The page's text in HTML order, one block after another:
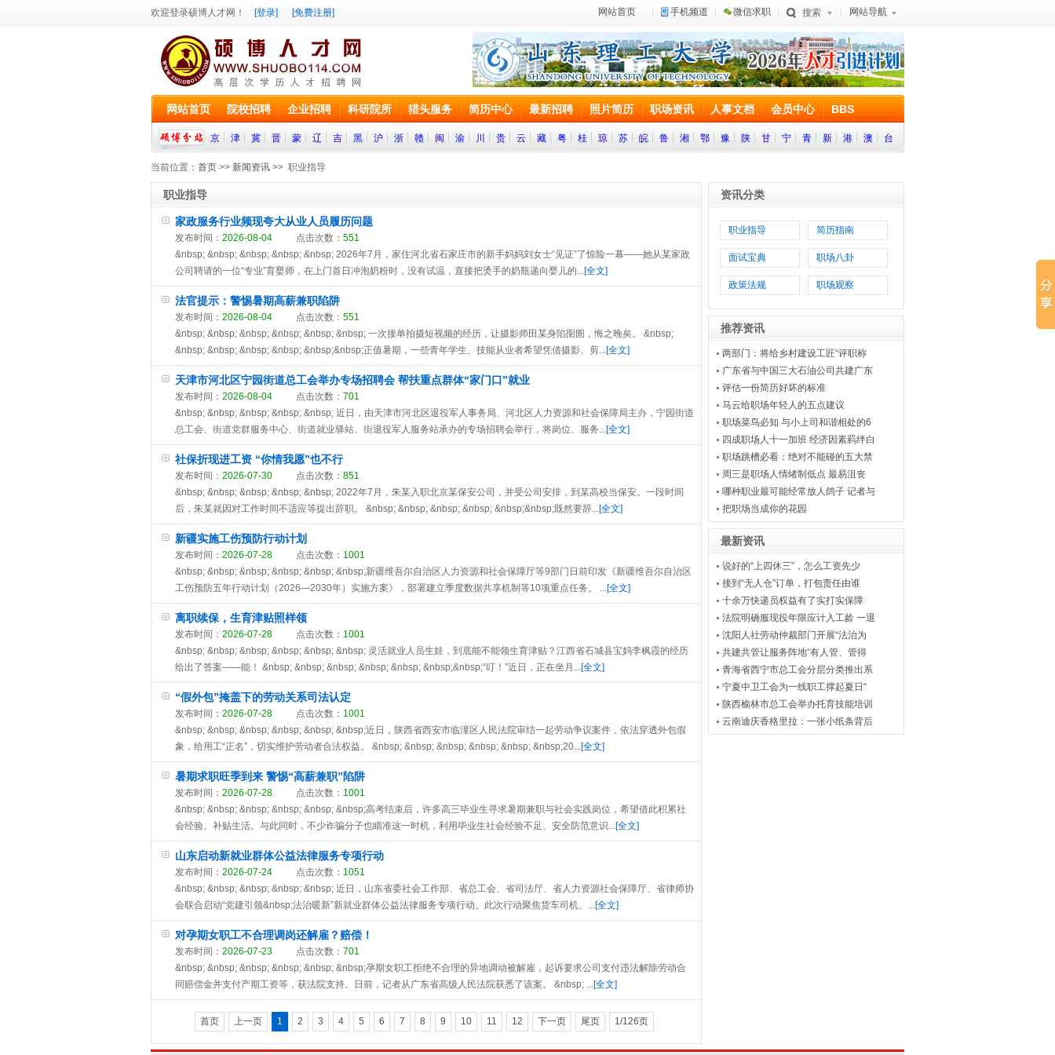
欢迎登录硕博人才网！ [登录] [免费注册] 网站导航
搜索
微信求职
手机频道
网站首页
网站首页 院校招聘 企业招聘 科研院所 猎头服务 简历中心 最新招聘 照片简历 职场资讯 人事文档 会员中心 BBS
京 津 冀 晋 蒙 辽 吉 黑 沪 浙 赣 闽 渝 川 贵 云 藏 粤 桂 琼 苏 皖 鲁 湘 鄂 豫 陕 甘 宁 青 新 港 澳 台
当前位置： 首页 >> 新闻资讯 >> 职业指导
职业指导
家政服务行业频现夸大从业人员履历问题
发布时间： 2026-08-04 点击次数： 551
&nbsp; &nbsp; &nbsp; &nbsp; &nbsp; 2026年7月，家住河北省石家庄市的新手妈妈刘女士“见证”了惊险一幕——她从某家政
公司聘请的一位“专业”育婴师，在上门首日冲泡奶粉时，没有试温，直接把烫手的奶瓶递向婴儿的...[全文]
法官提示：警惕暑期高薪兼职陷阱
发布时间： 2026-08-04 点击次数： 551
&nbsp; &nbsp; &nbsp; &nbsp; &nbsp; &nbsp; 一次接单拍摄短视频的经历，让摄影师田某身陷囹圄，悔之晚矣。 &nbsp;
&nbsp; &nbsp; &nbsp; &nbsp; &nbsp;&nbsp;正值暑期，一些青年学生、技能从业者希望凭借摄影、剪...[全文]
天津市河北区宁园街道总工会举办专场招聘会 帮扶重点群体“家门口”就业
发布时间： 2026-08-04 点击次数： 701
&nbsp; &nbsp; &nbsp; &nbsp; &nbsp; 近日，由天津市河北区退役军人事务局、河北区人力资源和社会保障局主办，宁园街道
总工会、街道党群服务中心、街道就业驿站、街退役军人服务站承办的专场招聘会举行，将岗位、服务...[全文]
社保折现进工资 “你情我愿”也不行
发布时间： 2026-07-30 点击次数： 851
&nbsp; &nbsp; &nbsp; &nbsp; &nbsp; 2022年7月，朱某入职北京某保安公司，并受公司安排，到某高校当保安。一段时间
后，朱某就因对工作时间不适应等提出辞职。 &nbsp; &nbsp; &nbsp; &nbsp; &nbsp;&nbsp;既然要辞...[全文]
新疆实施工伤预防行动计划
发布时间： 2026-07-28 点击次数： 1001
&nbsp; &nbsp; &nbsp; &nbsp; &nbsp; &nbsp;新疆维吾尔自治区人力资源和社会保障厅等9部门日前印发《新疆维吾尔自治区
工伤预防五年行动计划（2026—2030年）实施方案》，部署建立季度数据共享机制等10项重点任务。 ...[全文]
离职续保，生育津贴照样领
发布时间： 2026-07-28 点击次数： 1001
&nbsp; &nbsp; &nbsp; &nbsp; &nbsp; &nbsp; 灵活就业人员生娃，到底能不能领生育津贴？江西省石城县宝妈李枫霞的经历
给出了答案——能！ &nbsp; &nbsp; &nbsp; &nbsp; &nbsp; &nbsp;&nbsp;“叮！”近日，正在坐月...[全文]
“假外包”掩盖下的劳动关系司法认定
发布时间： 2026-07-28 点击次数： 1001
&nbsp; &nbsp; &nbsp; &nbsp; &nbsp; &nbsp;近日，陕西省西安市临潼区人民法院审结一起劳动争议案件，依法穿透外包假
象，给用工“正名”，切实维护劳动者合法权益。 &nbsp; &nbsp; &nbsp; &nbsp; &nbsp; &nbsp;20...[全文]
暑期求职旺季到来 警惕“高薪兼职”陷阱
发布时间： 2026-07-28 点击次数： 1001
&nbsp; &nbsp; &nbsp; &nbsp; &nbsp; &nbsp;高考结束后，许多高三毕业生寻求暑期兼职与社会实践岗位，希望借此积累社
会经验、补贴生活。与此同时，不少诈骗分子也瞄准这一时机，利用毕业生社会经验不足、安全防范意识...[全文]
山东启动新就业群体公益法律服务专项行动
发布时间： 2026-07-24 点击次数： 1051
&nbsp; &nbsp; &nbsp; &nbsp; &nbsp; 近日，山东省委社会工作部、省总工会、省司法厅、省人力资源社会保障厅、省律师协
会联合启动“党建引领&nbsp;法治暖新”新就业群体公益法律服务专项行动。此次行动聚焦货车司机、...[全文]
对孕期女职工不合理调岗还解雇？赔偿！
发布时间： 2026-07-23 点击次数： 701
&nbsp; &nbsp; &nbsp; &nbsp; &nbsp; &nbsp;孕期女职工拒绝不合理的异地调动被解雇，起诉要求公司支付违法解除劳动合
同赔偿金并支付产期工资等，获法院支持。日前，记者从广东省高级人民法院获悉了该案。 &nbsp; ...[全文]
首页 上一页 1 2 3 4 5 6 7 8 9 10 11 12 下一页 尾页 1/126页
资讯分类
职业指导 简历指南
面试宝典 职场八卦
政策法规 职场观察
推荐资讯
两部门：将给乡村建设工匠“评职称
广东省与中国三大石油公司共建广东
评估一份简历好坏的标准
马云给职场年轻人的五点建议
职场菜鸟必知 与小上司和谐相处的6
四成职场人十一加班 经济因素羁绊白
职场跳槽必看：绝对不能碰的五大禁
周三是职场人情绪制低点 最易沮丧
哪种职业最可能经常放人鸽子 记者与
把职场当成你的花园
最新资讯
说好的“上四休三”，怎么工资先少
接到“无人仓”订单，打包责任由谁
十余万快递员权益有了实打实保障
法院明确服现役年限应计入工龄 一退
沈阳人社劳动仲裁部门开展“法治为
共建共管让服务阵地“有人管、管得
青海省西宁市总工会分层分类推出系
宁夏中卫工会为一线职工撑起夏日“
陕西榆林市总工会举办托育技能培训
云南迪庆香格里拉：一张小纸条背后